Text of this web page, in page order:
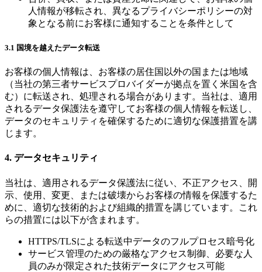
人情報が移転され、異なるプライバシーポリシーの対
象となる前にお客様に通知することを条件として
3.1 国境を越えたデータ転送
お客様の個人情報は、お客様の居住国以外の国または地域
（当社の第三者サービスプロバイダーが拠点を置く米国を含
む）に転送され、処理される場合があります。当社は、適用
されるデータ保護法を遵守してお客様の個人情報を転送し、
データのセキュリティを確保するために適切な保護措置を講
じます。
4. データセキュリティ
当社は、適用されるデータ保護法に従い、不正アクセス、開
示、使用、変更、または破壊からお客様の情報を保護するた
めに、適切な技術的および組織的措置を講じています。これ
らの措置には以下が含まれます。
HTTPS/TLSによる転送中データのフルプロセス暗号化
サービス管理のための厳格なアクセス制御、必要な人
員のみが限定された技術データにアクセス可能